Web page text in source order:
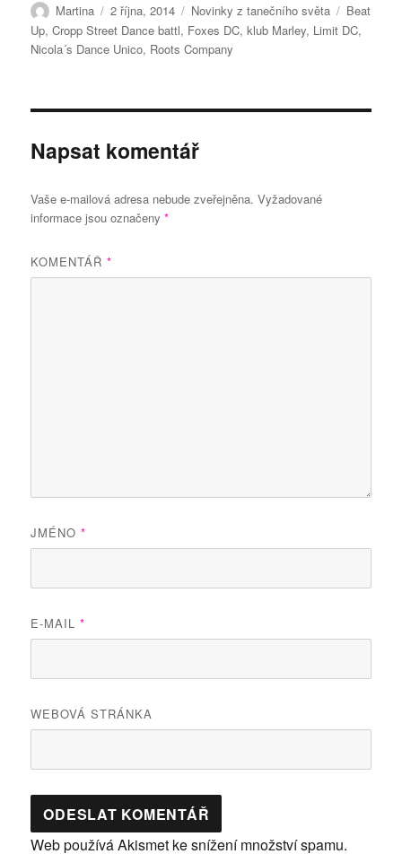
Autor:
Martina Publikováno:
2 října, 2014 Rubriky:
Novinky z tanečního světa Štítky:
Beat
Up,Cropp Street Dance battl, Foxes DC,klub Marley, Limit DC,
Nicola´s Dance Unico, Roots Company
Napsat komentář
Vaše e-mailová adresa nebude zveřejněna. Vyžadované
informace jsou označeny*
KOMENTÁŘ*
JMÉNO*
E-MAIL*
WEBOVÁ STRÁNKA
Web používá Akismet ke snížení množství spamu.